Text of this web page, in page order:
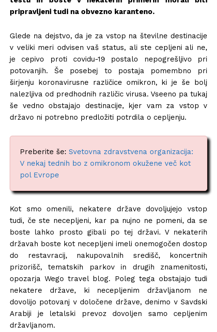
pripravljeni tudi na obvezno karanteno.
Glede na dejstvo, da je za vstop na številne destinacije
v veliki meri odvisen vaš status, ali ste cepljeni ali ne,
je cepivo proti covidu-19 postalo nepogrešljivo pri
potovanjih. Še posebej to postaja pomembno pri
širjenju koronavirusne različice omikron, ki je še bolj
nalezljiva od predhodnih različic virusa. Vseeno pa tukaj
še vedno obstajajo destinacije, kjer vam za vstop v
državo ni potrebno predložiti potrdila o cepljenju.
Preberite še: Svetovna zdravstvena organizacija:
V nekaj tednih bo z omikronom okužene več kot
pol Evrope
Kot smo omenili, nekatere države dovoljujejo vstop
tudi, če ste necepljeni, kar pa nujno ne pomeni, da se
boste lahko prosto gibali po tej državi. V nekaterih
državah boste kot necepljeni imeli onemogočen dostop
do restavracij, nakupovalnih središč, koncertnih
prizorišč, tematskih parkov in drugih znamenitosti,
opozarja Wego travel blog. Poleg tega obstajajo tudi
nekatere države, ki necepljenim državljanom ne
dovolijo potovanj v določene države, denimo v Savdski
Arabiji je letalski prevoz dovoljen samo cepljenim
državljanom.